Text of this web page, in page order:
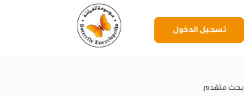
تسجيل الدخول
بحث متقدم